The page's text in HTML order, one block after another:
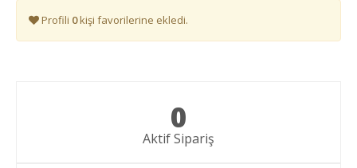
Profili 0kişi favorilerine ekledi.
0
Aktif Sipariş